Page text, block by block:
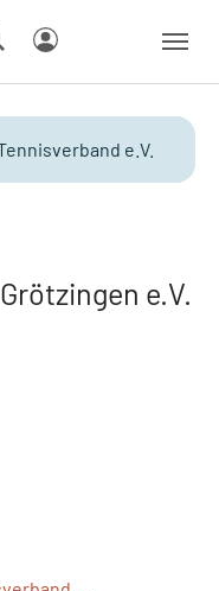
e.V.
e.V.